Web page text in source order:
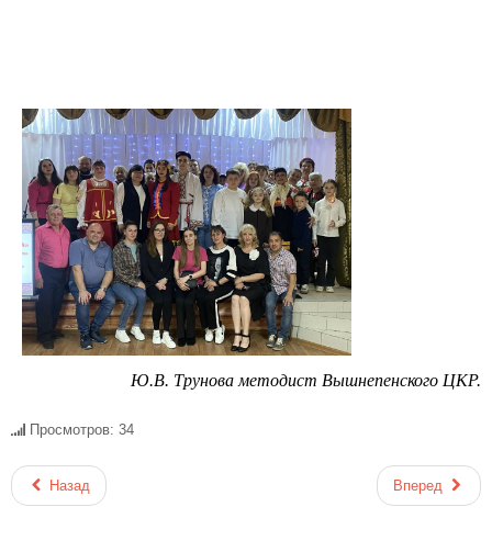
Ю.В. Трунова методист Вышнепенского ЦКР.
Просмотров: 34
Назад Вперед